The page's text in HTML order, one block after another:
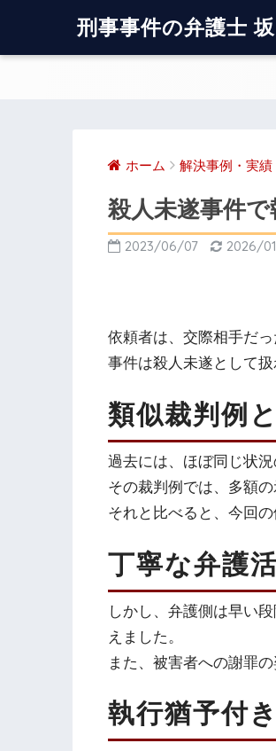
刑事事件の弁護士
ホーム 解決事例・実績
殺人未遂事件
2023/06/07 2026/
依頼者は、交際相手だ
事件は殺人未遂として
類似裁判例
過去には、ほぼ同じ状況
その裁判例では、多額
それと比べると、今回
丁寧な弁護
しかし、弁護側は早い
えました。
また、被害者への謝罪
執行猶予付